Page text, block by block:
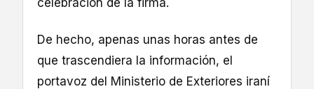
celebración de la firma.
De hecho, apenas unas horas antes de
que trascendiera la información, el
portavoz del Ministerio de Exteriores iraní